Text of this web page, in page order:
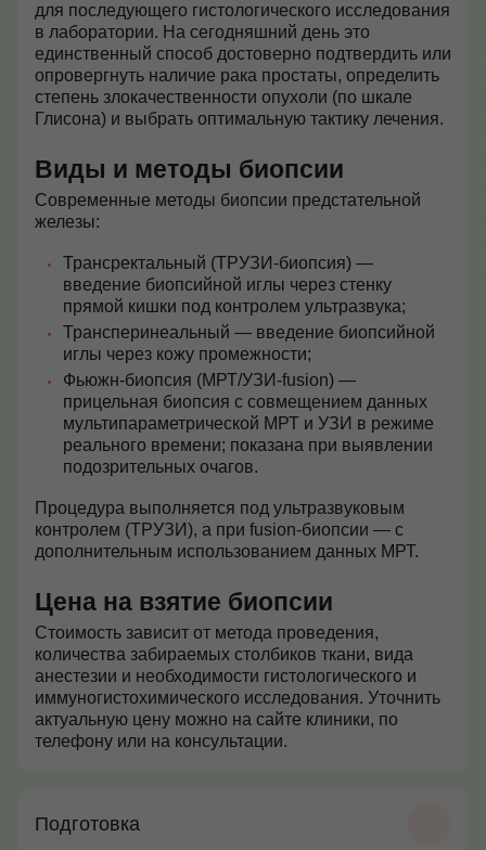
Записаться сейчас
для последующего гистологического исследования
в лаборатории. На сегодняшний день это
единственный способ достоверно подтвердить или
опровергнуть наличие рака простаты, определить
степень злокачественности опухоли (по шкале
Глисона) и выбрать оптимальную тактику лечения.
Виды и методы биопсии
Современные методы биопсии предстательной
железы:
Трансректальный (ТРУЗИ-биопсия) —
введение биопсийной иглы через стенку
прямой кишки под контролем ультразвука;
Трансперинеальный — введение биопсийной
иглы через кожу промежности;
Фьюжн-биопсия (МРТ/УЗИ-fusion) —
прицельная биопсия с совмещением данных
мультипараметрической МРТ и УЗИ в режиме
реального времени; показана при выявлении
подозрительных очагов.
Процедура выполняется под ультразвуковым
контролем (ТРУЗИ), а при fusion-биопсии — с
дополнительным использованием данных МРТ.
Цена на взятие биопсии
Стоимость зависит от метода проведения,
количества забираемых столбиков ткани, вида
анестезии и необходимости гистологического и
иммуногистохимического исследования. Уточнить
актуальную цену можно на сайте клиники, по
телефону или на консультации.
Подготовка